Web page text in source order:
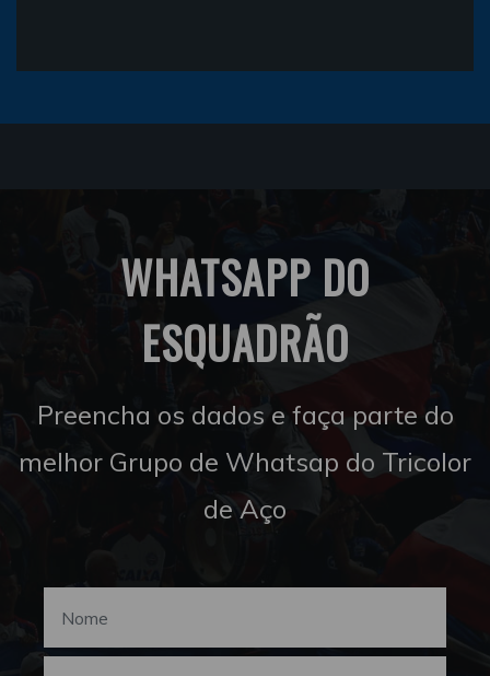
WHATSAPP DO
ESQUADRÃO
Preencha os dados e faça parte do
melhor Grupo de Whatsap do Tricolor
de Aço